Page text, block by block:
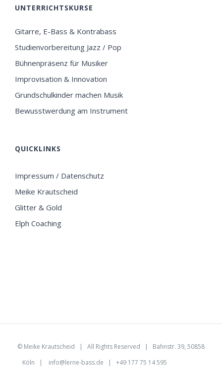
UNTERRICHTSKURSE
Gitarre, E-Bass & Kontrabass
Studienvorbereitung Jazz / Pop
Bühnenpräsenz für Musiker
Improvisation & Innovation
Grundschulkinder machen Musik
Bewusstwerdung am Instrument
QUICKLINKS
Impressum / Datenschutz
Meike Krautscheid
Glitter & Gold
Elph Coaching
© Meike Krautscheid | All Rights Reserved | Bahnstr. 39, 50858
Köln | info@lerne-bass.de | +49 177 75 14 595